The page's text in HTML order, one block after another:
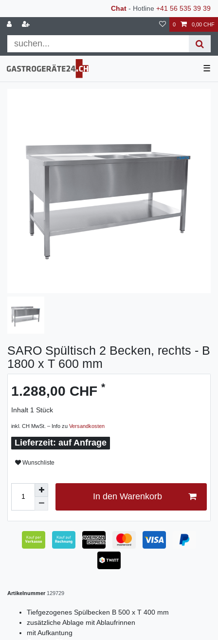
Chat - Hotline +41 56 535 39 39
0 0,00 CHF
☰
SARO Spültisch 2 Becken, rechts - B
1800 x T 600 mm
1.288,00 CHF *
Inhalt 1 Stück
inkl. CH MwSt. – Info zu Versandkosten
auf Anfrage
Wunschliste
In den Warenkorb
Artikelnummer 129729
Tiefgezogenes Spülbecken B 500 x T 400 mm
zusätzliche Ablage mit Ablaufrinnen
mit Aufkantung